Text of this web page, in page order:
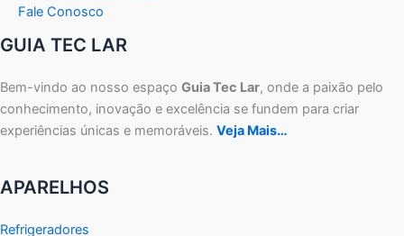
Fale Conosco
GUIA TEC LAR
Bem-vindo ao nosso espaço Guia Tec Lar, onde a paixão pelo
conhecimento, inovação e excelência se fundem para criar
experiências únicas e memoráveis. Veja Mais…
APARELHOS
Refrigeradores